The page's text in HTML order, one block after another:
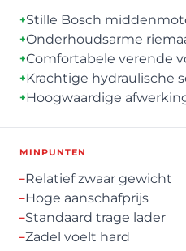
+Stille Bosch
+Onderhoudsarme
+Comfortabele verende
+Krachtige hydraulische
+Hoogwaardige
MINPUNTEN
–Relatief zwaar gewicht
–Hoge aanschafprijs
–Standaard trage lader
–Zadel voelt hard